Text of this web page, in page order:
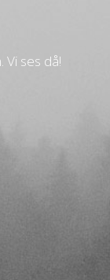
ses då!